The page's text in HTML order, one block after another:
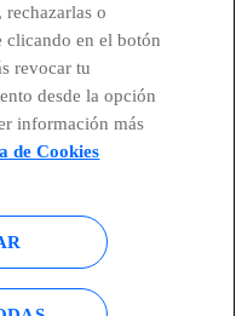
legal
Política de privacidad
rechazarlas o
en el botón
revocar tu
desde la opción
información más
de Cookies